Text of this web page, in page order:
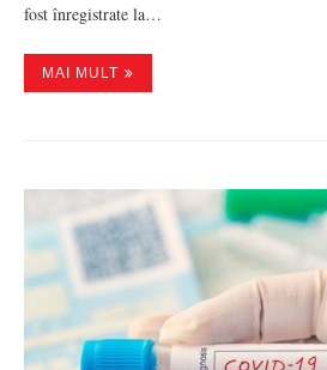
fost înregistrate la…
MAI MULT